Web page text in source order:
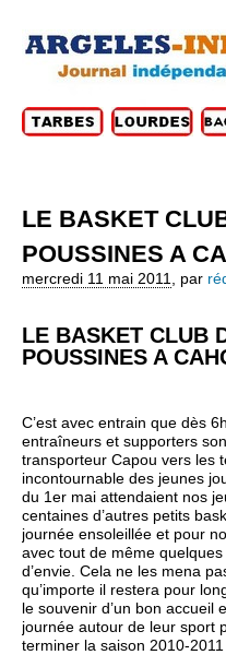
LE BASKET
POUSSINES A
mercredi 11 mai 2011 par
LE BASKET CLUB
POUSSINES A
C’est avec entrain que dès
entraîneurs et supporters
transporteur Capou vers les
incontournable des jeunes
du 1er mai attendaient nos
centaines d’autres petits
journée ensoleillée et pour
avec tout de même
d’envie. Cela ne les mena
qu’importe il restera pour
le souvenir d’un bon accueil
journée autour de leur sport
terminer la saison 2010-2011